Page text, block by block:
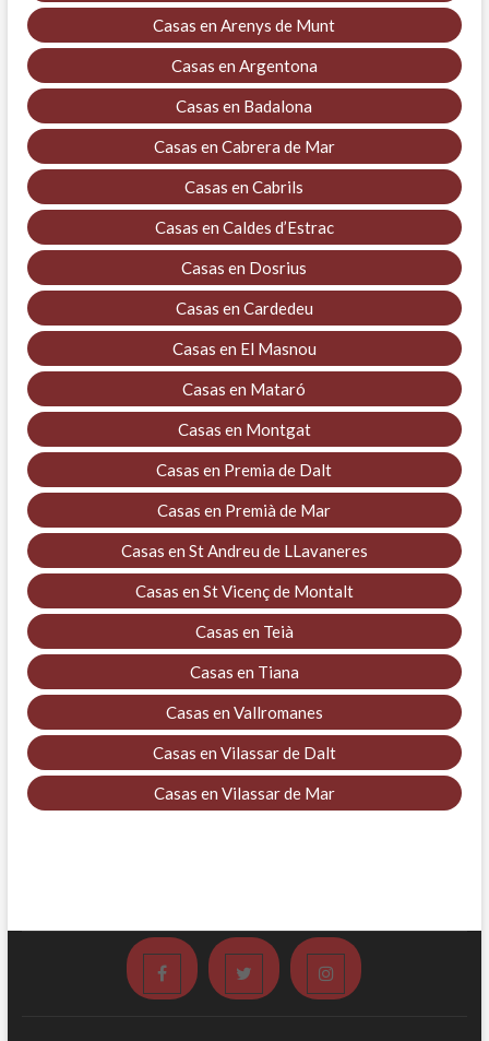
Casas en Arenys de Munt
Casas en Argentona
Casas en Badalona
Casas en Cabrera de Mar
Casas en Cabrils
Casas en Caldes d’Estrac
Casas en Dosrius
Casas en Cardedeu
Casas en El Masnou
Casas en Mataró
Casas en Montgat
Casas en Premia de Dalt
Casas en Premià de Mar
Casas en St Andreu de LLavaneres
Casas en St Vicenç de Montalt
Casas en Teià
Casas en Tiana
Casas en Vallromanes
Casas en Vilassar de Dalt
Casas en Vilassar de Mar
Facebook Twitter Instagram